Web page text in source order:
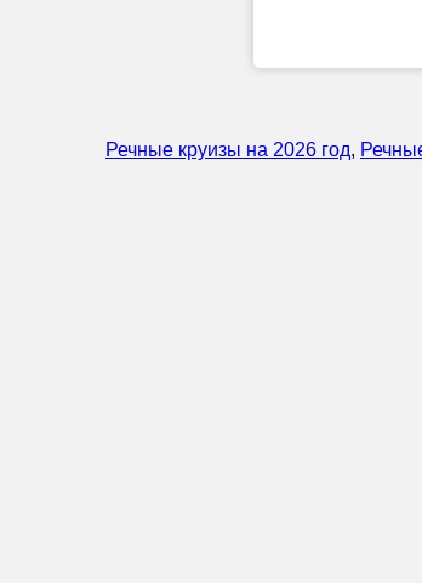
Речные круизы на 2026 год,